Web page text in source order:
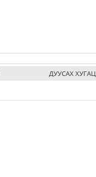
ДУУСАХ